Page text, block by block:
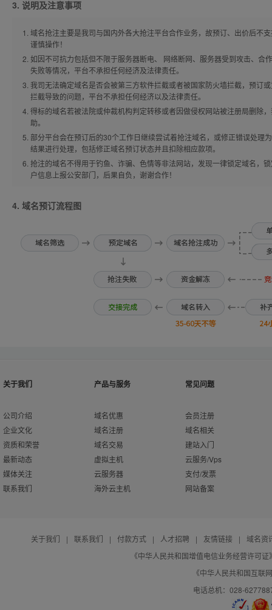
3. 说明及注意事项
域名抢注主要是我司与国内外各大抢注平台合作业务，故预订、出价后不
谨慎操作！
如因不可抗力包括但不限于服务器断电、 网络断网、服务器受到攻击、合
失败等情况，平台不承担任何经济及法律责任。
我司无法确定域名是否会被第三方软件拦截或者被国家防火墙拦截，预订
拦截导致的问题，平台不承担任何经济以及法律责任。
得标的域名若被法院或仲裁机构判定转移或者因做侵权网站被注册局删除
助。
部分平台会在预订后的30个工作日继续尝试着抢注域名，或修正错误处理
结果进行处理，包括修正域名预订状态并且扣除相应款项。
抢注的域名不得用于钓鱼、诈骗、色情等非法网站，发现一律锁定域名，
户信息上报公安部门，后果自负，谢谢合作！
4. 域名预订流程图
关于我们
公司介绍
企业文化
资质和荣誉
最新动态
媒体关注
联系我们
产品与服务
域名优惠
域名注册
域名交易
虚拟主机
云服务器
海外云主机
常见问题
会员注册
域名相关
建站入门
云服务/Vps
支付/发票
网站备案
关于我们 | 联系我们 | 付款方式 | 人才招聘 | 友情链接 |
域名资
《中华人民共和国增值电信业务经营许可
《中华人民共和国互联
电话总机：028-